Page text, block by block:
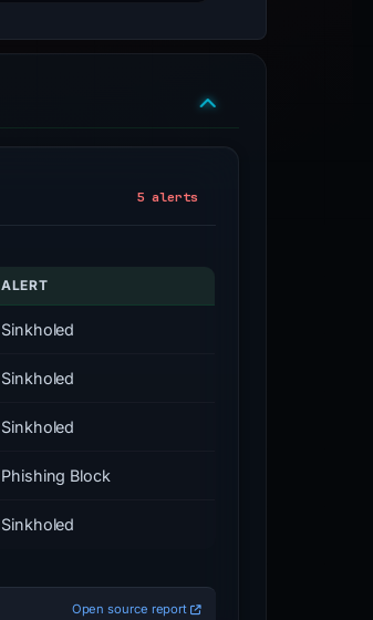
5 alerts
ALERT
Sinkholed
Sinkholed
Sinkholed
Phishing Block
Sinkholed
Open source report